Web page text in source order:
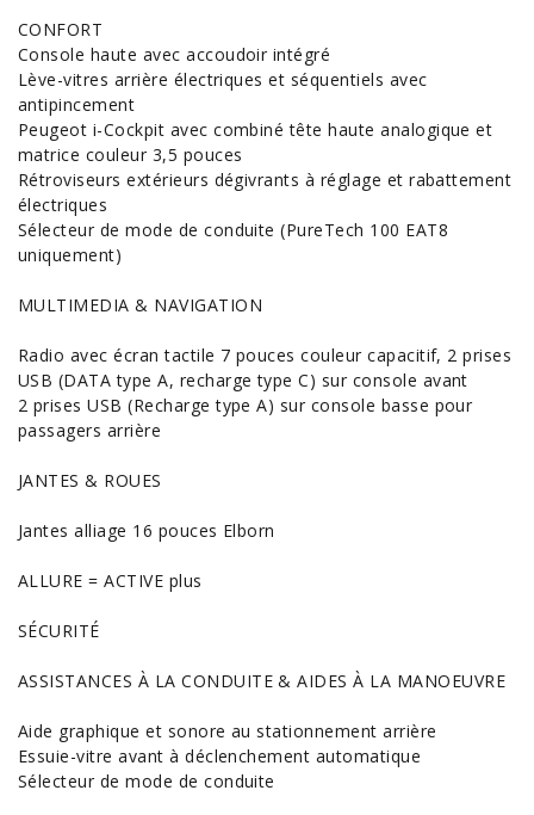
CONFORT
Console haute avec accoudoir intégré
Lève-vitres arrière électriques et séquentiels avec
antipincement
Peugeot i-Cockpit avec combiné tête haute analogique et
matrice couleur 3,5 pouces
Rétroviseurs extérieurs dégivrants à réglage et rabattement
électriques
Sélecteur de mode de conduite (PureTech 100 EAT8
uniquement)
MULTIMEDIA & NAVIGATION
Radio avec écran tactile 7 pouces couleur capacitif, 2 prises
USB (DATA type A, recharge type C) sur console avant
2 prises USB (Recharge type A) sur console basse pour
passagers arrière
JANTES & ROUES
Jantes alliage 16 pouces Elborn
ALLURE = ACTIVE plus
SÉCURITÉ
ASSISTANCES À LA CONDUITE & AIDES À LA MANOEUVRE
Aide graphique et sonore au stationnement arrière
Essuie-vitre avant à déclenchement automatique
Sélecteur de mode de conduite